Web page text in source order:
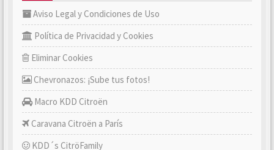
Aviso Legal y Condiciones de Uso
Política de Privacidad y Cookies
Eliminar Cookies
Chevronazos: ¡Sube tus fotos!
Macro KDD Citroën
Caravana Citroën a París
KDD´s CitröFamily